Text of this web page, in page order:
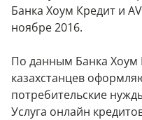
Банка Хоум Кредит и
ноябре 2016.
По данным Банка Хоум
казахстанцев
потребительские
Услуга онлайн